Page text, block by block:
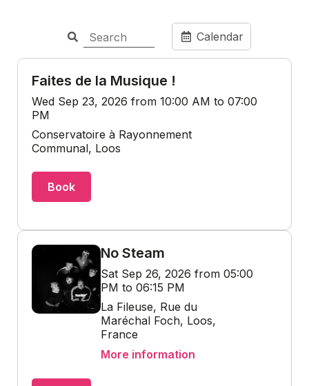
Calendar
Faites de la Musique !
Wed Sep 23, 2026 from 10:00 AM to 07:00
PM
Conservatoire à Rayonnement
Communal, Loos
Book
No Steam
Sat Sep 26, 2026 from 05:00
PM to 06:15 PM
La Fileuse, Rue du
Maréchal Foch, Loos,
France
More information